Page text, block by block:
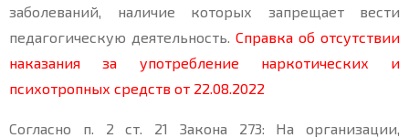
заболеваний, наличие которых запрещает вести
педагогическую деятельность. Справка об отсутствии
наказания за употребление наркотических и
психотропных средств от 22.08.2022
Согласно п. 2 ст. 21 Закона 273: На организации,